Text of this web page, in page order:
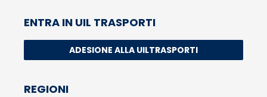
ENTRA IN UIL TRASPORTI
ADESIONE ALLA UILTRASPORTI
REGIONI